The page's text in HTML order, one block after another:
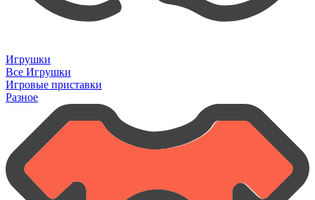
Игрушки
Все Игрушки
Игровые приставки
Разное